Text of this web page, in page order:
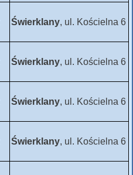
Świerklany, ul. Kościelna 6
Świerklany, ul. Kościelna 6
Świerklany, ul. Kościelna 6
Świerklany, ul. Kościelna 6